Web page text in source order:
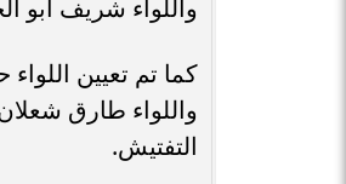
واللواء شريف أبو
كما تم تعيين
واللواء طارق
التفتيش.